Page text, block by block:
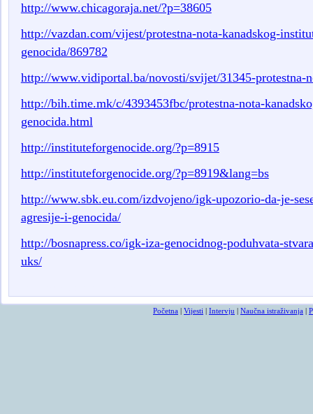
http://www.chicagoraja.net/?p=38605
http://vazdan.com/vijest/protestna-nota-kanadskog-
genocida/869782
http://www.vidiportal.ba/novosti/svijet/31345-protestna-
http://bih.time.mk/c/4393453fbc/protestna-nota-
genocida.html
http://instituteforgenocide.org/?p=8915
http://instituteforgenocide.org/?p=8919&lang=bs
http://www.sbk.eu.com/izdvojeno/igk-upozorio-da-je-
agresije-i-genocida/
http://bosnapress.co/igk-iza-genocidnog-poduhvata-
uks/
Početna Vijesti Intervju Naučna istraživanja